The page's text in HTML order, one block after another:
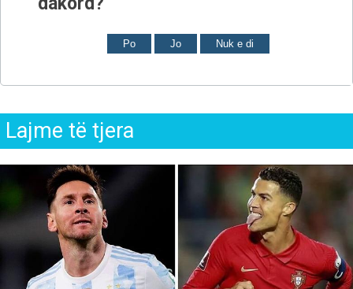
Po Jo Nuk e di
Lajme të tjera